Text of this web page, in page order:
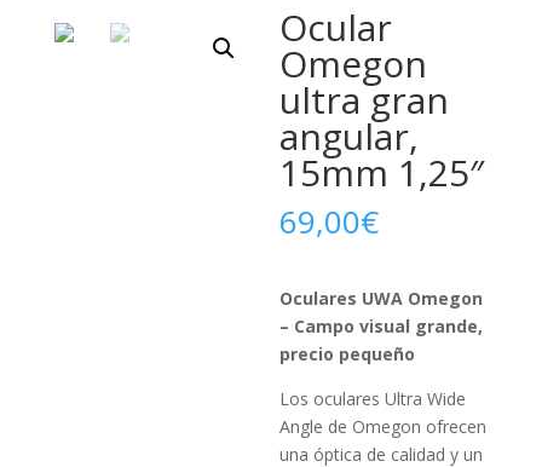
Ocular
Omegon
ultra gran
angular,
15mm 1,25″
69,00€
Oculares UWA Omegon
– Campo visual grande,
precio pequeño
Los oculares Ultra Wide
Angle de Omegon ofrecen
una óptica de calidad y un